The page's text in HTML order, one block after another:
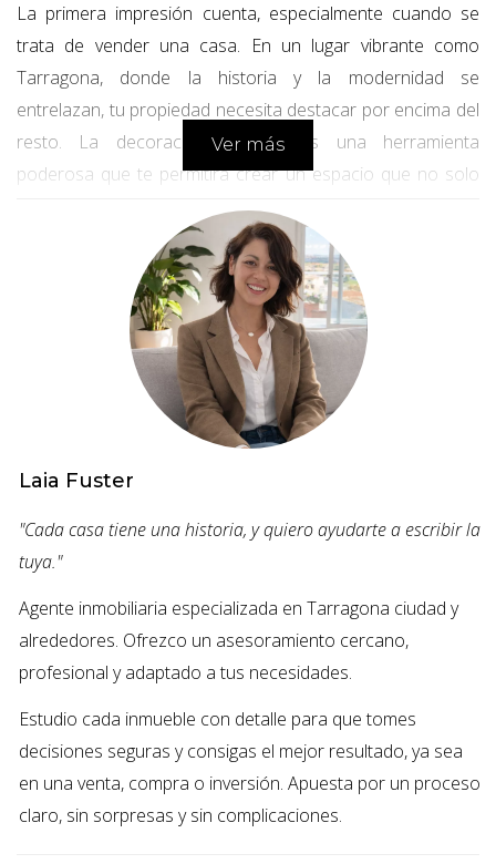
La primera impresión cuenta, especialmente cuando se
trata de vender una casa. En un lugar vibrante como
Tarragona, donde la historia y la modernidad se
entrelazan, tu propiedad necesita destacar por encima del
resto. La decoración efectiva es una herramienta
poderosa que te permitirá crear un espacio que no solo
se vea bien, sino que también haga que los compradores
se sientan como en casa. Desde la elección de los
muebles hasta la disposición de los elementos
decorativos, cada detalle cuenta. En este artículo,
descubrirás cómo puedes utilizar la decoración para
presentar tu hogar de manera atractiva y eficaz.
PREPARACIÓN DE TU HOGAR
PARA LA VENTA
Antes de entrar en el mundo de la decoración, es crucial
preparar tu hogar. Esto significa despersonalizar y
puedan visualizar su propia vida en el espacio. Aquí tienes
Realiza una limpieza profunda: Asegúrate de que
cada rincón de tu casa esté limpio y acogedor.
Deshazte de objetos personales: Retira fotografías
familiares y objetos únicos que pueden desviar la
atención.
Ver más
Laia Fuster
"Cada casa tiene una historia, y quiero ayudarte a escribir la
tuya."
Agente inmobiliaria especializada en Tarragona ciudad y
alrededores. Ofrezco un asesoramiento cercano,
profesional y adaptado a tus necesidades.
Estudio cada inmueble con detalle para que tomes
decisiones seguras y consigas el mejor resultado, ya sea
en una venta, compra o inversión. Apuesta por un proceso
claro, sin sorpresas y sin complicaciones.